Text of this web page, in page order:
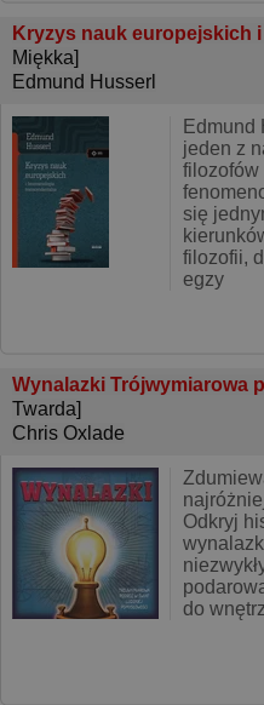
Kryzys nauk europejskich
Miękka]
Edmund Husserl
Edmund
jeden z
filozofów
się
filozofii,
egzy
Wynalazki Trójwymiarowa
Twarda]
Chris Oxlade
Odkryj
do